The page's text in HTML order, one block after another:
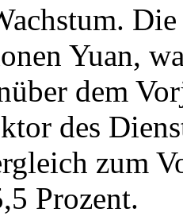
Yuan,
dem
des
zum
Prozent.